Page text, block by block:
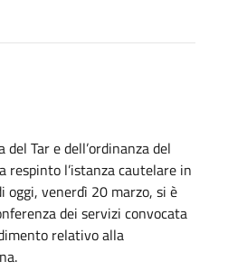
Tar e dell’ordinanza del
respinto l’istanza cautelare in
oggi, venerdì 20 marzo, si è
dei servizi convocata
relativo alla